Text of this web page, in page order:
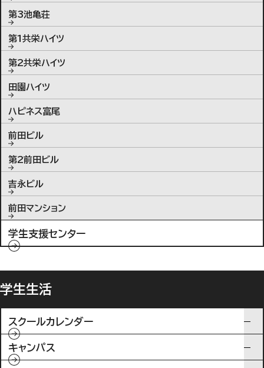
第3池亀荘
第1共栄ハイツ
第2共栄ハイツ
田園ハイツ
ハピネス富尾
前田ビル
第2前田ビル
吉永ビル
前田マンション
学生支援センター
学生生活
スクールカレンダー
キャンパス